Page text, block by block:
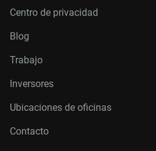
Centro de privacidad
Blog
Trabajo
Inversores
Ubicaciones de oficinas
Contacto